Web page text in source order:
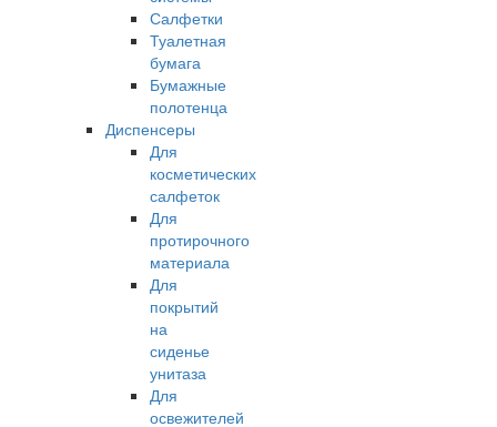
Салфетки
Туалетная
бумага
Бумажные
полотенца
Диспенсеры
Для
косметических
салфеток
Для
протирочного
материала
Для
покрытий
на
сиденье
унитаза
Для
освежителей